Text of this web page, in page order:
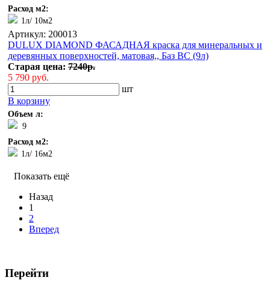
Расход м2:
1л/ 10м2
Артикул: 200013
DULUX DIAMOND ФАСАДНАЯ краска для минеральных и
деревянных поверхностей, матовая,, Баз BС (9л)
Старая цена: 7240р.
5 790 руб.
шт
В корзину
Объем л:
9
Расход м2:
1л/ 16м2
Показать ещё
Назад
1
2
Вперед
Перейти